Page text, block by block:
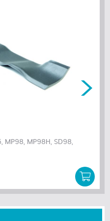
MP98, MP98H, SD98,